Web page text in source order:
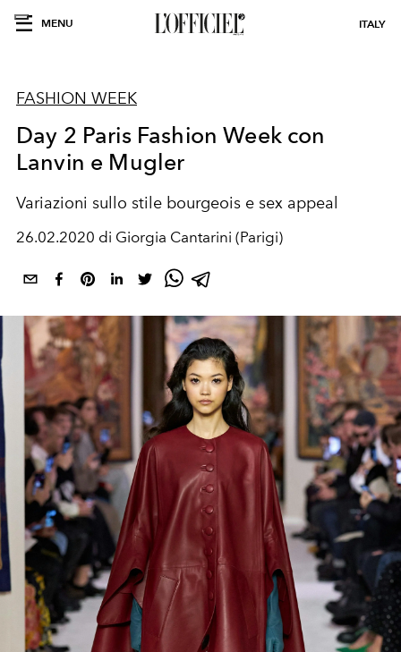
MENU ITALY
FASHION WEEK
Day 2 Paris Fashion Week con
Lanvin e Mugler
Variazioni sullo stile bourgeois e sex appeal
26.02.2020 di Giorgia Cantarini (Parigi)